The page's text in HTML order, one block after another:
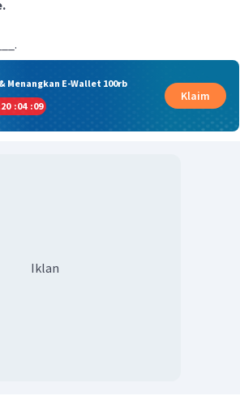
Menangkan E-Wallet 100rb
20 :04 :09
Klaim
Iklan